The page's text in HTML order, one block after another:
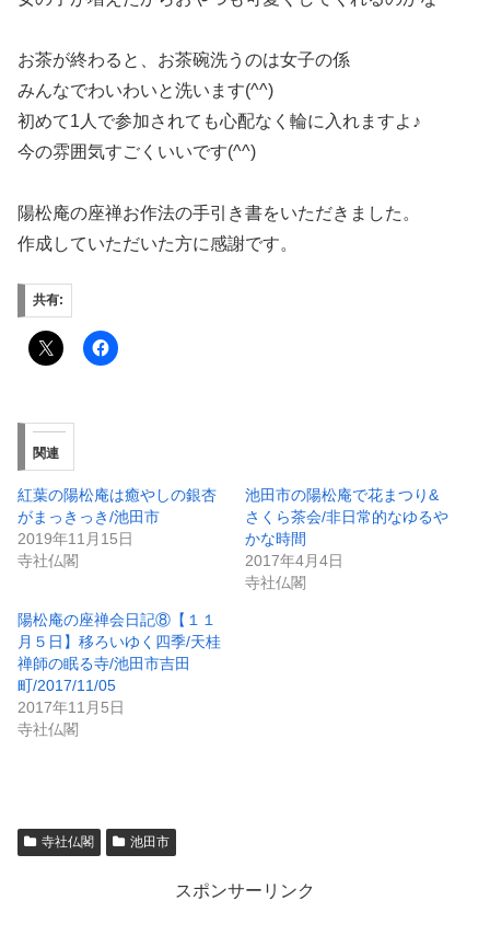
お茶が終わると、お茶碗洗うのは女子の係
みんなでわいわいと洗います(^^)
初めて1人で参加されても心配なく輪に入れますよ♪
今の雰囲気すごくいいです(^^)
陽松庵の座禅お作法の手引き書をいただきました。
作成していただいた方に感謝です。
共有:
関連
紅葉の陽松庵は癒やしの銀杏
がまっきっき/池田市
2019年11月15日
寺社仏閣
池田市の陽松庵で花まつり&
さくら茶会/非日常的なゆるや
かな時間
2017年4月4日
寺社仏閣
陽松庵の座禅会日記⑧【１１
月５日】移ろいゆく四季/天桂
禅師の眠る寺/池田市吉田
町/2017/11/05
2017年11月5日
寺社仏閣
寺社仏閣 池田市
スポンサーリンク